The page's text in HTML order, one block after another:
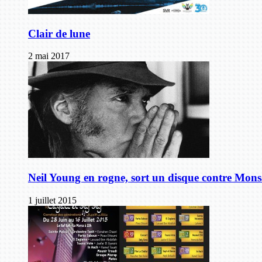
Clair de lune
2 mai 2017
Neil Young en rogne, sort un disque contre
1 juillet 2015